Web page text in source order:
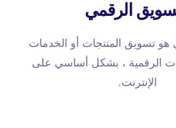
الرقمي
هو تسويق المنتجات أو الخدمات
الرقمية ، بشكل أساسي على
الإنترنت.